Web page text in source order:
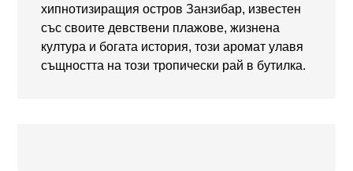
хипнотизиращия остров Занзибар, известен
със своите девствени плажове, жизнена
култура и богата история, този аромат улавя
същността на този тропически рай в бутилка.